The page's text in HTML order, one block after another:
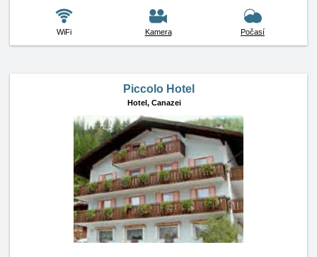
WiFi Kamera Počasí
Piccolo Hotel
Hotel, Canazei